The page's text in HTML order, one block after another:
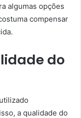
algumas opções
compensar
do
a qualidade do